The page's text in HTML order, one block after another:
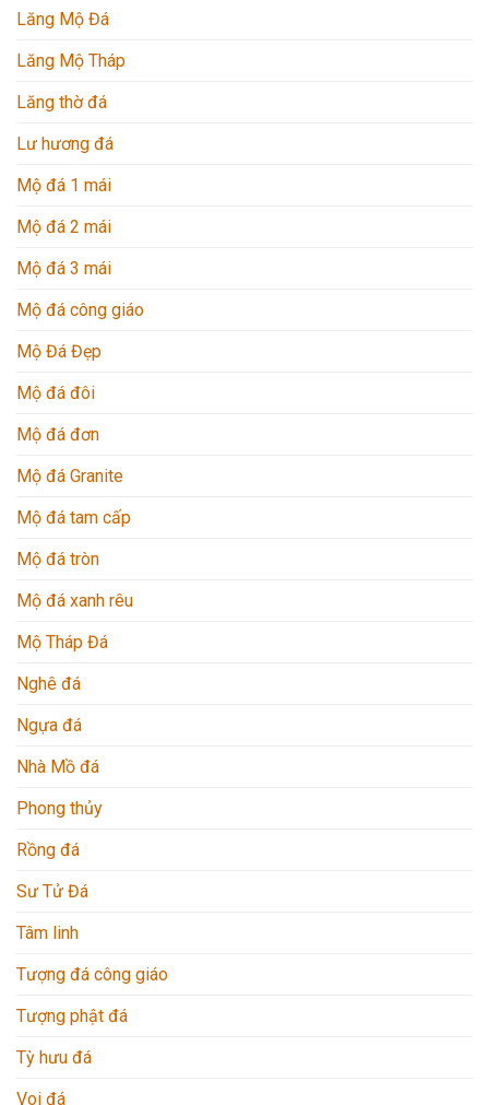
Lăng Mộ Đá
Lăng Mộ Tháp
Lăng thờ đá
Lư hương đá
Mộ đá 1 mái
Mộ đá 2 mái
Mộ đá 3 mái
Mộ đá công giáo
Mộ Đá Đẹp
Mộ đá đôi
Mộ đá đơn
Mộ đá Granite
Mộ đá tam cấp
Mộ đá tròn
Mộ đá xanh rêu
Mộ Tháp Đá
Nghê đá
Ngựa đá
Nhà Mồ đá
Phong thủy
Rồng đá
Sư Tử Đá
Tâm linh
Tượng đá công giáo
Tượng phật đá
Tỳ hưu đá
Voi đá